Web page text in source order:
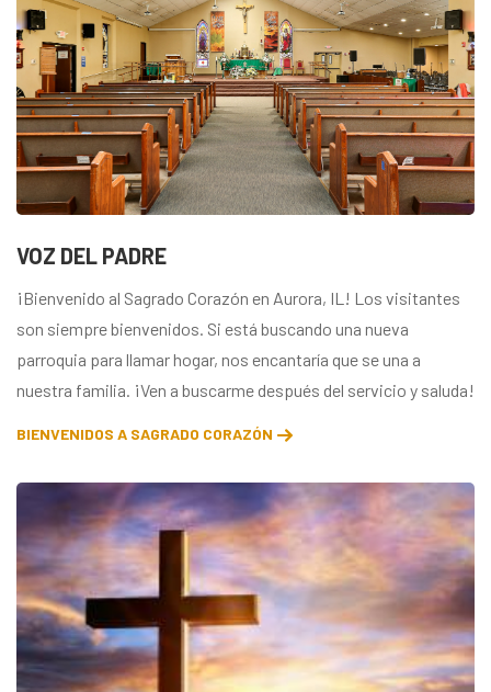
VOZ DEL PADRE
¡Bienvenido al Sagrado Corazón en Aurora, IL! Los visitantes
son siempre bienvenidos. Si está buscando una nueva
parroquia para llamar hogar, nos encantaría que se una a
nuestra familia. ¡Ven a buscarme después del servicio y saluda!
BIENVENIDOS A SAGRADO CORAZÓN